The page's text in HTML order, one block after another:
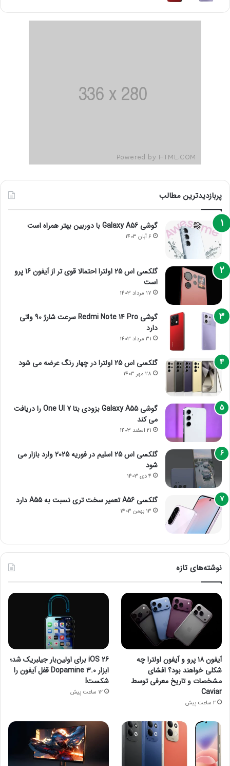
پربازدیدترین مطالب
گوشی Galaxy A56 با دوربین بهتر همراه است
6 آبان 1403
گلکسی اس 25 اولترا احتمالا قوی تر از آیفون 16 پرو
است
17 مرداد 1403
گوشی Redmi Note 14 Pro سرعت شارژ 90 واتی
دارد
31 مرداد 1403
گلکسی اس 25 اولترا در چهار رنگ عرضه می شود
28 مهر 1403
گوشی Galaxy A55 بزودی بتا One UI 7 را دریافت
می کند
21 اسفند 1403
گلکسی اس 25 اسلیم در فوریه 2025 وارد بازار می
شود
4 دی 1403
گلکسی A56 تعمیر سخت تری نسبت به A55 دارد
13 بهمن 1403
نوشته‌های تازه
آیفون ۱۸ پرو و آیفون اولترا چه
شکلی خواهند بود؟ افشای
مشخصات و تاریخ معرفی توسط
Caviar
2 ساعت پیش
iOS 26 برای اولین‌بار جیلبریک شد؛
ابزار Dopamine 3.0 قفل آیفون را
شکست!
12 ساعت پیش